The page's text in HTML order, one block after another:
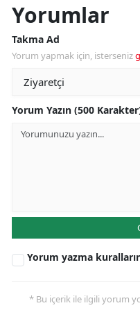
Yorumlar
Takma Ad
Yorum yapmak için, isterseniz
Yorum Yazın (500
Yorum yazma
* Bu içerik ile ilgili yorum